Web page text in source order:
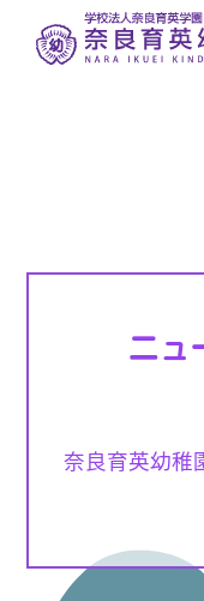
ニュ
奈良育英幼稚